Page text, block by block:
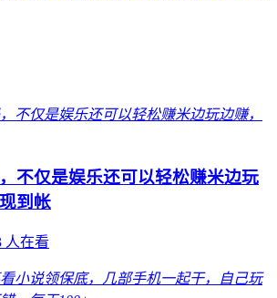
不仅是娱乐还可以轻松赚米边玩
到帐
人在看